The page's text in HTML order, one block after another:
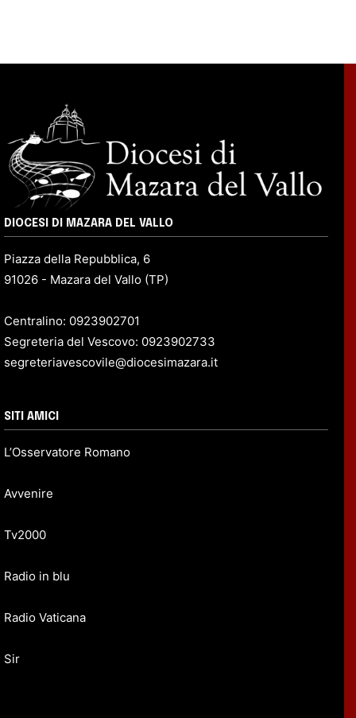
DIOCESI DI MAZARA DEL VALLO
Piazza della Repubblica, 6
91026 - Mazara del Vallo (TP)
Centralino: 0923902701
Segreteria del Vescovo: 0923902733
segreteriavescovile@diocesimazara.it
SITI AMICI
L’Osservatore Romano
Avvenire
Tv2000
Radio in blu
Radio Vaticana
Sir